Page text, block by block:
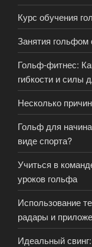
Курс обучения
Занятия гольфом
Гольф-фитнес:
гибкости и силы
Несколько
Гольф для
виде спорта?
Учиться в
уроков гольфа
Использование
радары и
Идеальный